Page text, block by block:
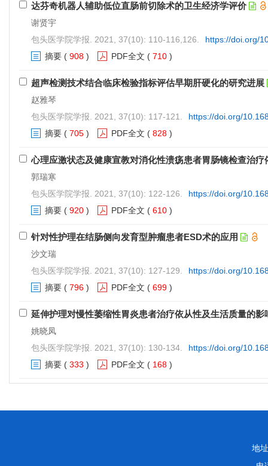
达芬奇机器人辅助低位直肠前切除术的卫生经济学评价
谢贤宇
包头医学院学报. 2021, 37(10): 110-116,126.
https://doi.org/
摘要 ( 908 ) PDF全文 ( 710 )
超声检测技术结合临床检验指标评估早期肝硬化的研究进展
赵雅琴
包头医学院学报. 2021, 37(10): 117-121.
https://doi.org/
摘要 ( 705 ) PDF全文 ( 828 )
心理应激状态及健康宣教对消化性溃疡患者胃肠镜检查治疗
郭瑞寒
包头医学院学报. 2021, 37(10): 122-126.
https://doi.org/
摘要 ( 920 ) PDF全文 ( 610 )
针对性护理在结肠侧向发育型肿瘤患者ESD术的应用
沙文瑞
包头医学院学报. 2021, 37(10): 127-129.
https://doi.org/
摘要 ( 796 ) PDF全文 ( 699 )
延伸护理对慢性萎缩性胃炎患者治疗依从性及生活质量的影
姚晓凤
包头医学院学报. 2021, 37(10): 130-134.
https://doi.org/
摘要 ( 333 ) PDF全文 ( 168 )
地